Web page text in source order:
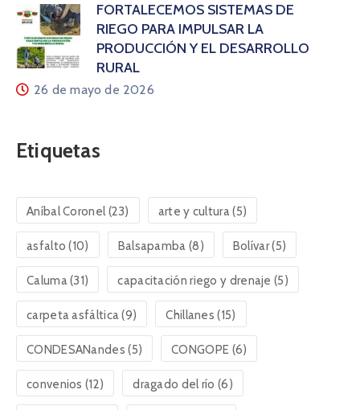
FORTALECEMOS SISTEMAS DE
RIEGO PARA IMPULSAR LA
PRODUCCIÓN Y EL DESARROLLO
RURAL
26 de mayo de 2026
Etiquetas
Aníbal Coronel(23) arte y cultura(5)
asfalto (10) Balsapamba (8) Bolívar(5)
Caluma(31) capacitación riego y drenaje (5)
carpeta asfáltica(9) Chillanes (15)
CONDESANandes (5) CONGOPE (6)
convenios (12) dragado del río (6)